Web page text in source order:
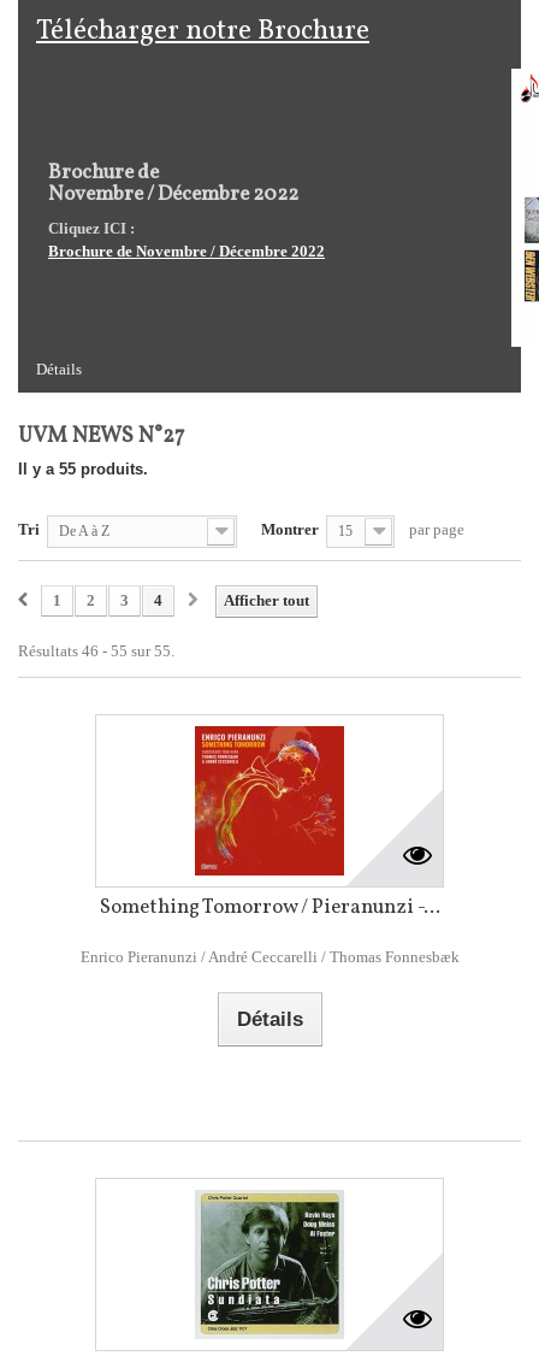
Télécharger notre Brochure
Brochure de
Novembre / Décembre 2022
Cliquez ICI :
Brochure de Novembre / Décembre 2022
Détails
UVM NEWS N°27
Il y a 55 produits.
Tri De A à Z Montrer 15 par page
Afficher tout
1 2 3 4
Résultats 46 - 55 sur 55.
Something Tomorrow / Pieranunzi -...
Enrico Pieranunzi / André Ceccarelli / Thomas Fonnesbæk
Détails